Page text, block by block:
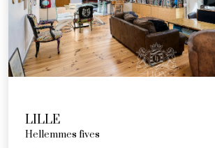
LILLE
Hellemmes fives